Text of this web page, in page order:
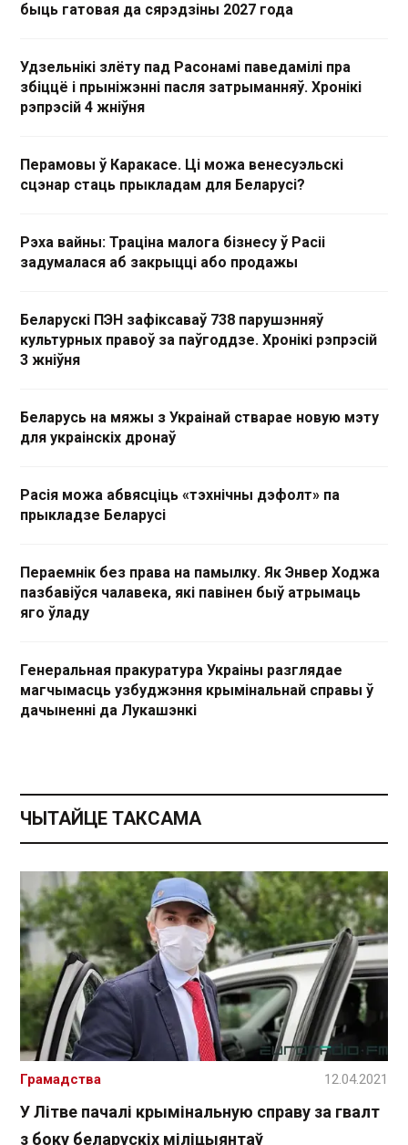
быць гатовая да сярэдзіны 2027 года
Удзельнікі злёту пад Расонамі паведамілі пра
збіццё і прыніжэнні пасля затрыманняў. Хронікі
рэпрэсій 4 жніўня
Перамовы ў Каракасе. Ці можа венесуэльскі
сцэнар стаць прыкладам для Беларусі?
Рэха вайны: Траціна малога бізнесу ў Расіі
задумалася аб закрыцці або продажы
Беларускі ПЭН зафіксаваў 738 парушэнняў
культурных правоў за паўгоддзе. Хронікі рэпрэсій
3 жніўня
Беларусь на мяжы з Украінай стварае новую мэту
для украінскіх дронаў
Расія можа абвясціць «тэхнічны дэфолт» па
прыкладзе Беларусі
Пераемнік без права на памылку. Як Энвер Ходжа
пазбавіўся чалавека, які павінен быў атрымаць
яго ўладу
Генеральная пракуратура Украіны разглядае
магчымасць узбуджэння крымінальнай справы ў
дачыненні да Лукашэнкі
ЧЫТАЙЦЕ ТАКСАМА
У Літве пачалі крымінальную справу за гвалт
з боку беларускіх міліцыянтаў
Грамадства 12.04.2021